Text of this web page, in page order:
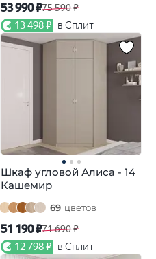
53 990 ₽75 590 ₽
13 498 ₽ в Сплит
Шкаф угловой Алиса - 14
Кашемир
69 цветов
51 190 ₽71 690 ₽
12 798 ₽ в Сплит